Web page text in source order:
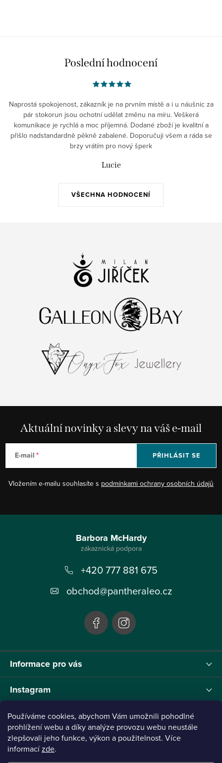
Používáme cookies, abychom Vám umožnili pohodlné
prohlížení webu a díky analýze provozu webu neustále
zlepšovali jeho funkce, výkon a použitelnost. Více
informacízde.
Poslední hodnocení
VŠECHNA HODNOCENÍ
Naprostá spokojenost, zákazník je na prvním místě a i u náušnic za
pár stokorun jsou ochotní udělat změnu na míru. Veškerá
komunikace je rychlá a moc příjemná. Dodané zboží je kvalitní a
přišlo nadstandardně pěkně zabalené. Doporučuji všem a ráda se
brzy vrátím pro nový šperk
Lucie
Aktuální novinky a slevy na váš e-mail
E-mail
Vložením e-mailu souhlasíte s podmínkami ochrany osobních údajů
PŘIHLÁSIT SE
Informace pro vás
Instagram
Barbora McHardy
+420 777 881 675
obchod@pantheraleo.cz
Tento projekt byl realizován pod reg.č. 0380001205 s názvem Panthera Leo
zaměřený na inovaci webu a marketingových nástrojů financovaný Evropskou Unií -